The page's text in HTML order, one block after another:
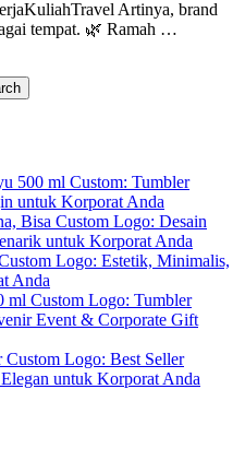
Artinya, brand
tempat. 🌿 Ramah …
500 ml Custom: Tumbler
untuk Korporat Anda
Bisa Custom Logo: Desain
untuk Korporat Anda
Logo: Estetik, Minimalis,
Anda
ml Custom Logo: Tumbler
Event & Corporate Gift
Logo: Best Seller
untuk Korporat Anda